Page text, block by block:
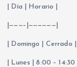
| Día | Horario |
|———–|——————|
| Domingo | Cerrado |
| Lunes | 8:00 – 14:30 |